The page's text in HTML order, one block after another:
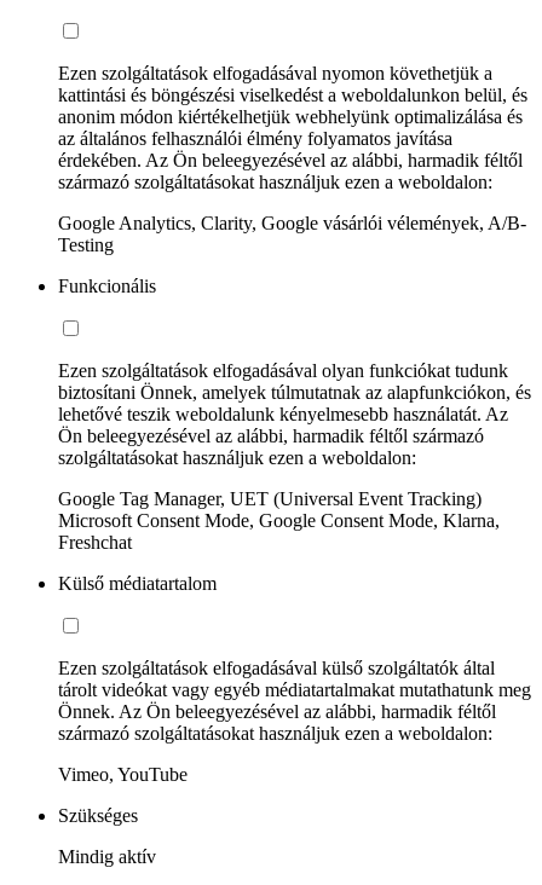
Ezen szolgáltatások elfogadásával nyomon követhetjük a
kattintási és böngészési viselkedést a weboldalunkon belül, és
anonim módon kiértékelhetjük webhelyünk optimalizálása és
az általános felhasználói élmény folyamatos javítása
érdekében. Az Ön beleegyezésével az alábbi, harmadik féltől
származó szolgáltatásokat használjuk ezen a weboldalon:
Google Analytics, Clarity, Google vásárlói vélemények, A/B-
Testing
Funkcionális
Ezen szolgáltatások elfogadásával olyan funkciókat tudunk
biztosítani Önnek, amelyek túlmutatnak az alapfunkciókon, és
lehetővé teszik weboldalunk kényelmesebb használatát. Az
Ön beleegyezésével az alábbi, harmadik féltől származó
szolgáltatásokat használjuk ezen a weboldalon:
Google Tag Manager, UET (Universal Event Tracking)
Microsoft Consent Mode, Google Consent Mode, Klarna,
Freshchat
Külső médiatartalom
Ezen szolgáltatások elfogadásával külső szolgáltatók által
tárolt videókat vagy egyéb médiatartalmakat mutathatunk meg
Önnek. Az Ön beleegyezésével az alábbi, harmadik féltől
származó szolgáltatásokat használjuk ezen a weboldalon:
Vimeo, YouTube
Szükséges
Mindig aktív